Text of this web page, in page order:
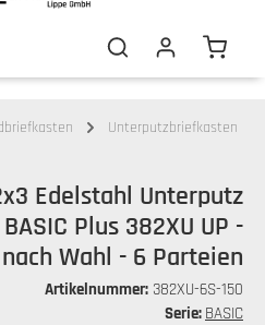
Unterputzbriefkasten
Edelstahl Unterputz
Plus 382XU UP -
nach Wahl - 6 Parteien
Artikelnummer: 382XU-6S-150
Serie: BASIC